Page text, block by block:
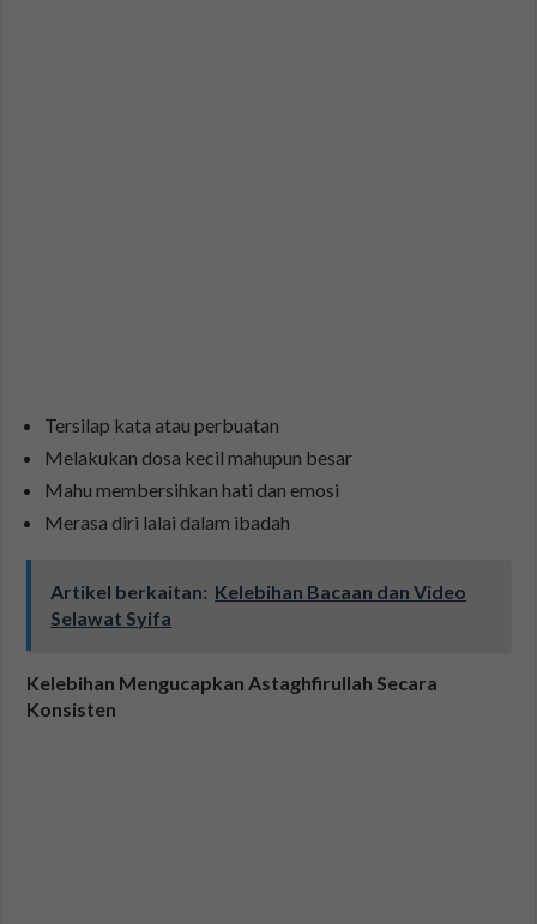
Tersilap kata atau perbuatan
Melakukan dosa kecil mahupun besar
Mahu membersihkan hati dan emosi
Merasa diri lalai dalam ibadah
Artikel berkaitan: Kelebihan Bacaan dan Video
Selawat Syifa
Kelebihan Mengucapkan Astaghfirullah Secara
Konsisten